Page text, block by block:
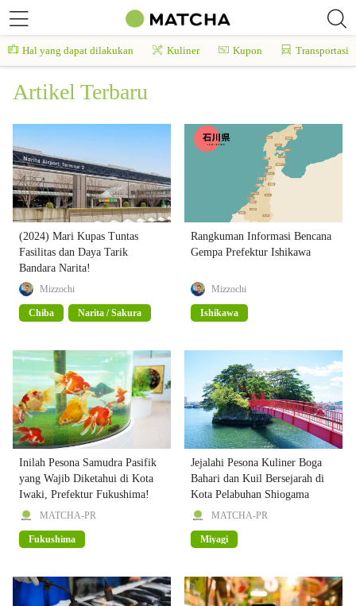
Hal yang dapat dilakukan Kuliner Kupon Transportasi
Artikel Terbaru
(2024) Mari Kupas Tuntas
Fasilitas dan Daya Tarik
Bandara Narita!
Mizzochi
Chiba Narita / Sakura
Rangkuman Informasi Bencana
Gempa Prefektur Ishikawa
Mizzochi
Ishikawa
Inilah Pesona Samudra Pasifik
yang Wajib Diketahui di Kota
Iwaki, Prefektur Fukushima!
MATCHA-PR
Fukushima
Jejalahi Pesona Kuliner Boga
Bahari dan Kuil Bersejarah di
Kota Pelabuhan Shiogama
MATCHA-PR
Miyagi